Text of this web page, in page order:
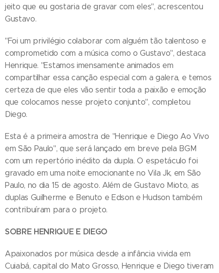
jeito que eu gostaria de gravar com eles", acrescentou
Gustavo.
"Foi um privilégio colaborar com alguém tão talentoso e
comprometido com a música como o Gustavo", destaca
Henrique. "Estamos imensamente animados em
compartilhar essa canção especial com a galera, e temos
certeza de que eles vão sentir toda a paixão e emoção
que colocamos nesse projeto conjunto", completou
Diego.
Esta é a primeira amostra de "Henrique e Diego Ao Vivo
em São Paulo", que será lançado em breve pela BGM
com um repertório inédito da dupla. O espetáculo foi
gravado em uma noite emocionante no Vila Jk, em São
Paulo, no dia 15 de agosto. Além de Gustavo Mioto, as
duplas Guilherme e Benuto e Edson e Hudson também
contribuíram para o projeto.
SOBRE HENRIQUE E DIEGO
Apaixonados por música desde a infância vivida em
Cuiabá, capital do Mato Grosso, Henrique e Diego tiveram